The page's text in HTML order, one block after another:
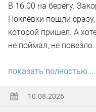
В 16.00 на берегу.
Поклёвки пошли
которой пришел. А
не поймал, не повезло.
Клев был вяло-
окунь не пострадал.
показать полностью...
10.08.2026